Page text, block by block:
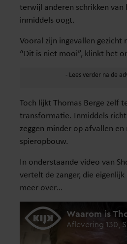
terwijl anderen schrikken van
inmiddels oogt.
Vooral zijn ingevallen gezicht
“Dit is niet mooi”, klinkt het
Toch lijkt Thomas Berge zelf
transformatie. Inmiddels
zeggen minder op afvallen
spieropbouw.
In onderstaande video van
vertelt de zanger, die
meer over…